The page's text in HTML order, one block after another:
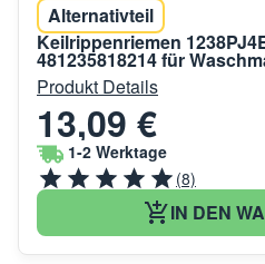
Alternativteil
Keilrippenriemen
481235818214 für
Produkt Details
13,09 €
1-2 Werktage
(8)
IN DEN